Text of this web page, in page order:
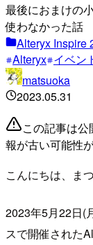
最後におまけの
使わなかった話
Alteryx Inspire
Alteryx イベン
matsuoka
2023.05.31
この記事は
報が古い可能性
こんにちは、ま
2023年5月22日(
スで開催された